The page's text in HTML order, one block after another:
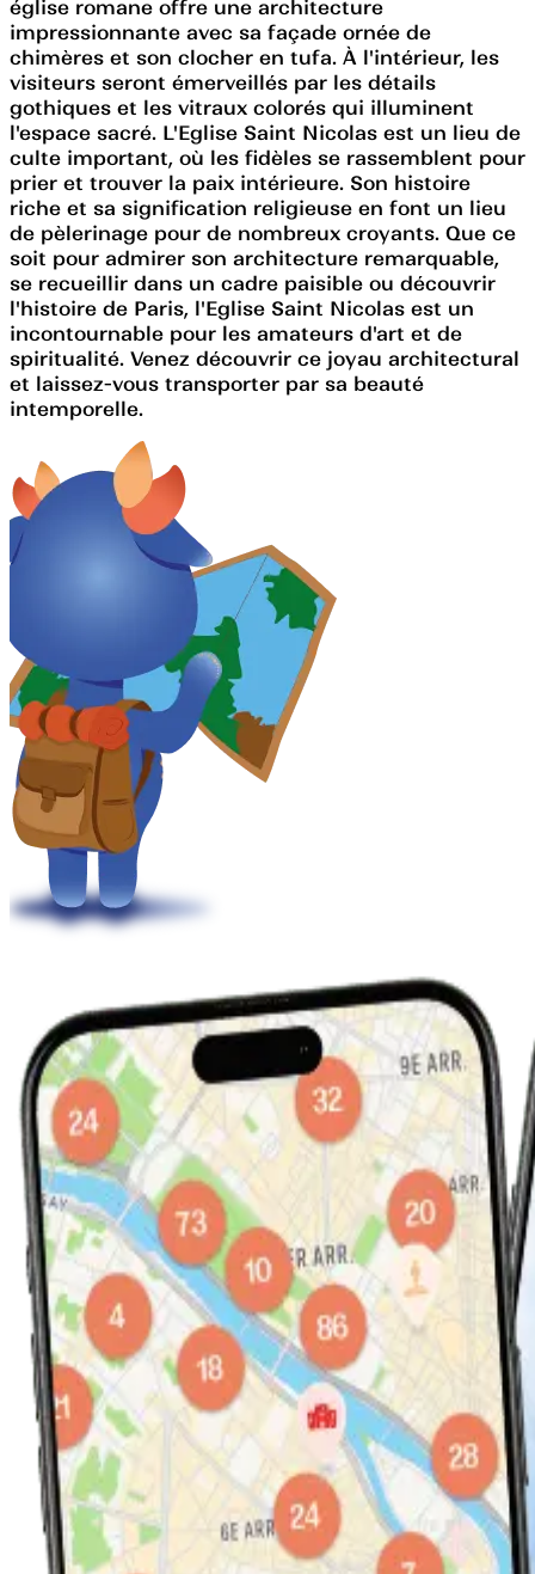
église romane offre une architecture
impressionnante avec sa façade ornée de
chimères et son clocher en tufa. À l'intérieur, les
visiteurs seront émerveillés par les détails
gothiques et les vitraux colorés qui illuminent
l'espace sacré. L'Eglise Saint Nicolas est un lieu de
culte important, où les fidèles se rassemblent pour
prier et trouver la paix intérieure. Son histoire
riche et sa signification religieuse en font un lieu
de pèlerinage pour de nombreux croyants. Que ce
soit pour admirer son architecture remarquable,
se recueillir dans un cadre paisible ou découvrir
l'histoire de Paris, l'Eglise Saint Nicolas est un
incontournable pour les amateurs d'art et de
spiritualité. Venez découvrir ce joyau architectural
et laissez-vous transporter par sa beauté
intemporelle.